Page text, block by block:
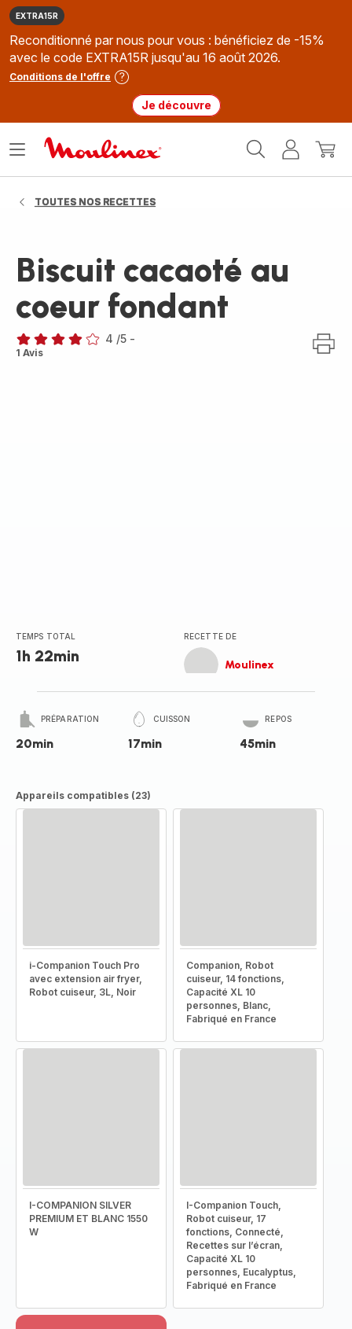
EXTRA15R
Reconditionné par nous pour vous : bénéficiez de -15%
avec le code EXTRA15R jusqu'au 16 août 2026.
Conditions de l'offre
Je découvre
MonMon
Ouvrir
TOUTES NOS RECETTES
Biscuit cacaoté au
coeur fondant
Avis
4 /5 -
1 Avis
TEMPS TOTAL
1h 22min
RECETTE DE
Moulinex
PRÉPARATION
20min
CUISSON
17min
REPOS
45min
Appareils compatibles (23)
i-Companion Touch Pro
avec extension air fryer,
Robot cuiseur, 3L, Noir
Companion, Robot
cuiseur, 14 fonctions,
Capacité XL 10
personnes, Blanc,
Fabriqué en France
I-COMPANION SILVER
PREMIUM ET BLANC 1550
W
I-Companion Touch,
Robot cuiseur, 17
fonctions, Connecté,
Recettes sur l’écran,
Capacité XL 10
personnes, Eucalyptus,
Fabriqué en France